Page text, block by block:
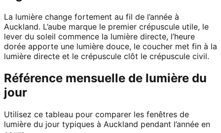
La lumière change fortement au fil de l’année à
Auckland. L’aube marque le premier crépuscule utile, le
lever du soleil commence la lumière directe, l’heure
dorée apporte une lumière douce, le coucher met fin à la
lumière directe et le crépuscule clôt le crépuscule civil.
Référence mensuelle de lumière du
jour
Utilisez ce tableau pour comparer les fenêtres de
lumière du jour typiques à Auckland pendant l’année en